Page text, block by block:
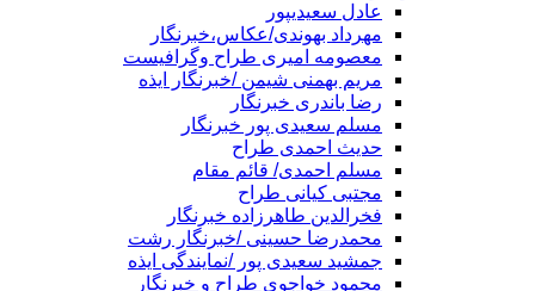
عادل سعیدیپور
مهرداد بهوندی/عکاس،خبرنگار
معصومه امیری طراح وگرافیست
مریم بهمنی شیمن /خبرنگار ایذه
رضا باندری خبرنگار
مسلم سعیدی پور خبرنگار
حدیث احمدی طراح
مسلم احمدی/ قائم مقام
مجتبی کیانی طراح
فخرالدین طاهرزاده خبرنگار
محمدرضا حسینی /خبرنگار رشت
جمشید سعیدی پور /نمایندگی ایذه
محمود خواجوی طراح و خبرنگار